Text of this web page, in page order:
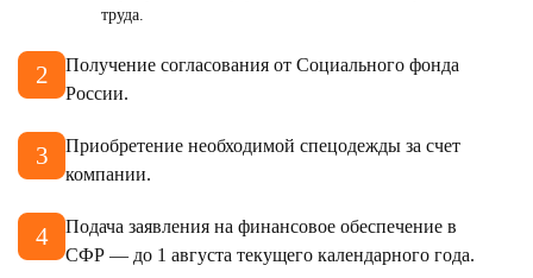
труда.
Получение согласования от Социального фонда
России.
Приобретение необходимой спецодежды за счет
компании.
Подача заявления на финансовое обеспечение в
СФР — до 1 августа текущего календарного года.